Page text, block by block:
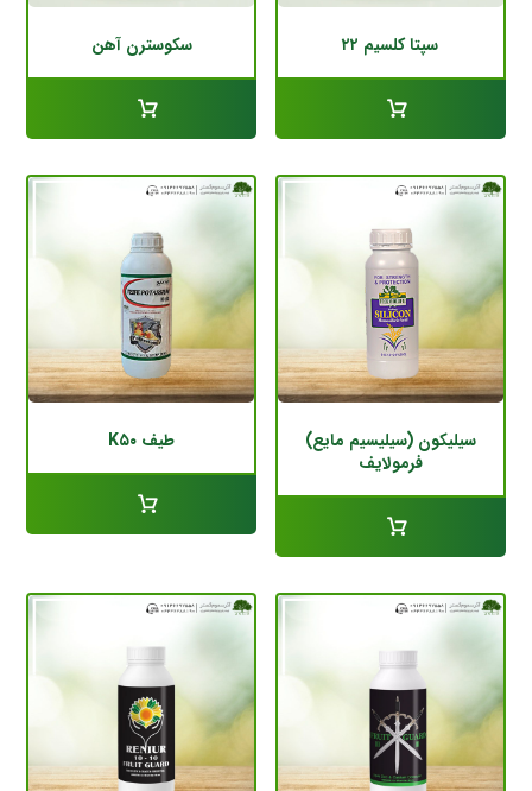
سپتا کلسیم ۲۲ سکوسترن آهن
سیلیکون (سیلیسیم مایع)
فرمولایف
طیف K۵۰